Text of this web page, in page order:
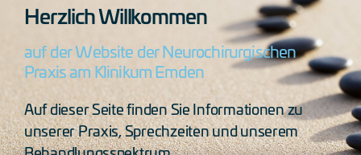
Herzlich Willkommen
auf der Website der Neurochirurgischen
Praxis am Klinikum Emden
Auf dieser Seite finden Sie Informationen zu
unserer Praxis, Sprechzeiten und unserem